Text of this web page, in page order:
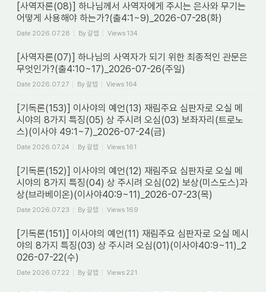
[사역자론(08)] 하나님께서 사역자에게 주시는 은사와 무기는
어떻게 사용해야 하는가?(출4:1~9)_2026-07-28(화)
Date 2026.07.28 By갈렙 Views 134
[사역자론(07)] 하나님의 사역자가 되기 위한 최종적인 관문은
무엇인가?(출4:10~17)_2026-07-26(주일)
Date 2026.07.27 By갈렙 Views 164
[기독론(153)] 이사야의 예언(13) 재림주요 심판자로 오실 메
시야의 8가지 특징(05) 상 주시려 오심(03) 보좌자리(트로노
스)(이사야 49:1~7)_2026-07-24(금)
Date 2026.07.24 By갈렙 Views 161
[기독론(152)] 이사야의 예언(12) 재림주요 심판자로 오실 메
시야의 8가지 특징(04) 상 주시려 오심(02) 보상(미스도스)과
상(브라베이온)(이사야40:9~11)_2026-07-23(목)
Date 2026.07.23 By갈렙 Views 169
[기독론(151)] 이사야의 예언(11) 재림주요 심판자로 오실 메시
야의 8가지 특징(03) 상 주시려 오심(01)(이사야40:9~11)_2
026-07-22(수)
Date 2026.07.22 By갈렙 Views 221